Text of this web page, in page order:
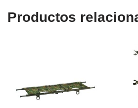
Productos